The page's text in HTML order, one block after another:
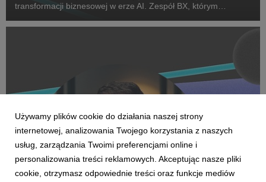
transformacji biznesowej w erze AI. Zespół BX, którym
rosnące potrzeby klientów, którzy oczekują dziś nie tylk...
AKTUALNOŚCI
Używamy plików cookie do działania naszej strony
internetowej, analizowania Twojego korzystania z naszych
usług, zarządzania Twoimi preferencjami online i
personalizowania treści reklamowych. Akceptując nasze pliki
cookie, otrzymasz odpowiednie treści oraz funkcje mediów